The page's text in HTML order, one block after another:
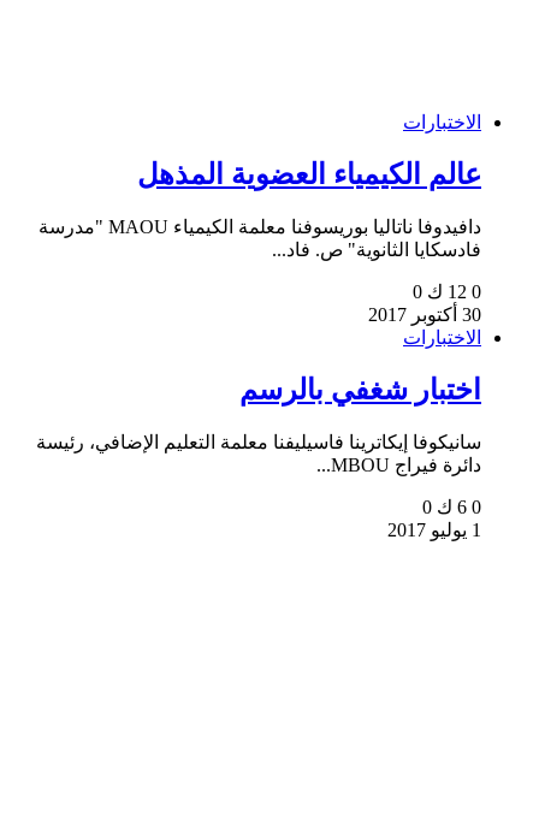
الاختبارات
عالم الكيمياء العضوية المذهل
دافيدوفا ناتاليا بوريسوفنا معلمة الكيمياء MAOU "مدرسة
فادسكايا الثانوية" ص. فاد...
0 12 ك
0
30 أكتوبر 2017
الاختبارات
اختبار شغفي بالرسم
سانيكوفا إيكاترينا فاسيليفنا معلمة التعليم الإضافي، رئيسة
دائرة فيراج MBOU...
0 6 ك
0
1 يوليو 2017